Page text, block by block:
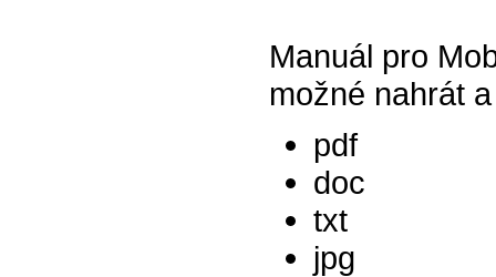
Manuál pro
možné nahrát
pdf
doc
txt
jpg